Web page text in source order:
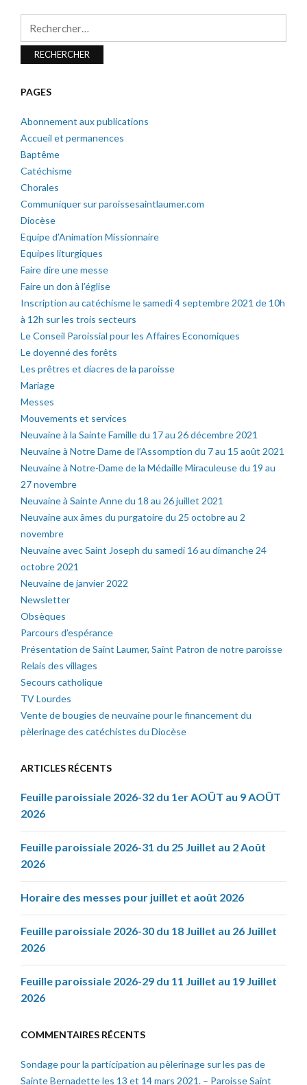
PAGES
Abonnement aux publications
Accueil et permanences
Baptême
Catéchisme
Chorales
Communiquer sur paroissesaintlaumer.com
Diocèse
Equipe d’Animation Missionnaire
Equipes liturgiques
Faire dire une messe
Faire un don à l’église
Inscription au catéchisme le samedi 4 septembre 2021 de 10h
à 12h sur les trois secteurs
Le Conseil Paroissial pour les Affaires Economiques
Le doyenné des forêts
Les prêtres et diacres de la paroisse
Mariage
Messes
Mouvements et services
Neuvaine à la Sainte Famille du 17 au 26 décembre 2021
Neuvaine à Notre Dame de l’Assomption du 7 au 15 août 2021
Neuvaine à Notre-Dame de la Médaille Miraculeuse du 19 au
27 novembre
Neuvaine à Sainte Anne du 18 au 26 juillet 2021
Neuvaine aux âmes du purgatoire du 25 octobre au 2
novembre
Neuvaine avec Saint Joseph du samedi 16 au dimanche 24
octobre 2021
Neuvaine de janvier 2022
Newsletter
Obsèques
Parcours d’espérance
Présentation de Saint Laumer, Saint Patron de notre paroisse
Relais des villages
Secours catholique
TV Lourdes
Vente de bougies de neuvaine pour le financement du
pèlerinage des catéchistes du Diocèse
ARTICLES RÉCENTS
Feuille paroissiale 2026-32 du 1er AOÛT au 9 AOÛT
2026
Feuille paroissiale 2026-31 du 25 Juillet au 2 Août
2026
Horaire des messes pour juillet et août 2026
Feuille paroissiale 2026-30 du 18 Juillet au 26 Juillet
2026
Feuille paroissiale 2026-29 du 11 Juillet au 19 Juillet
2026
COMMENTAIRES RÉCENTS
Sondage pour la participation au pèlerinage sur les pas de
Sainte Bernadette les 13 et 14 mars 2021. – Paroisse Saint